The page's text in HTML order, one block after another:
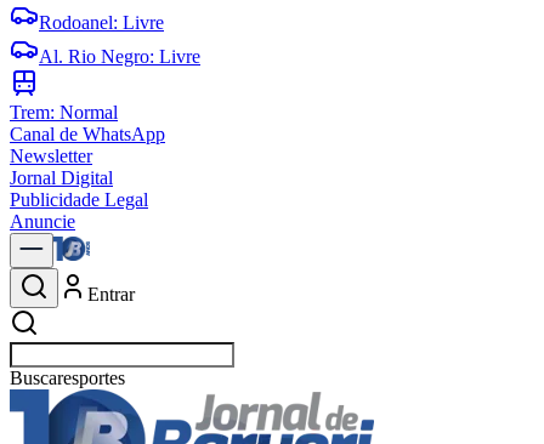
Rodoanel: Livre
Al. Rio Negro: Livre
Trem: Normal
Canal de WhatsApp
Newsletter
Jornal Digital
Publicidade Legal
Anuncie
Entrar
Buscare